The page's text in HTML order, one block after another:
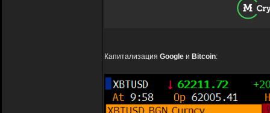
Капитализация Google и Bitcoin: